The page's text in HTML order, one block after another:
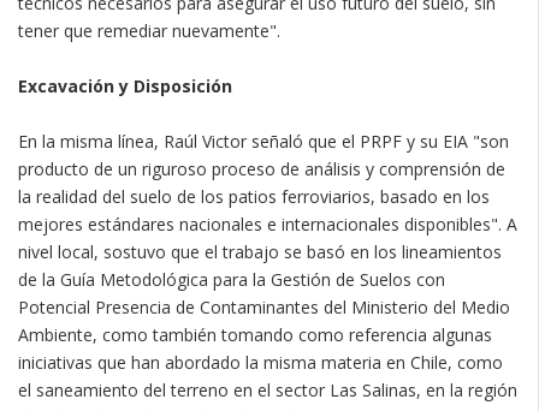
tener que remediar nuevamente".
Excavación y Disposición
En la misma línea, Raúl Victor señaló que el PRPF y su EIA "son
producto de un riguroso proceso de análisis y comprensión de
la realidad del suelo de los patios ferroviarios, basado en los
mejores estándares nacionales e internacionales disponibles". A
nivel local, sostuvo que el trabajo se basó en los lineamientos
de la Guía Metodológica para la Gestión de Suelos con
Potencial Presencia de Contaminantes del Ministerio del Medio
Ambiente, como también tomando como referencia algunas
iniciativas que han abordado la misma materia en Chile, como
el saneamiento del terreno en el sector Las Salinas, en la región